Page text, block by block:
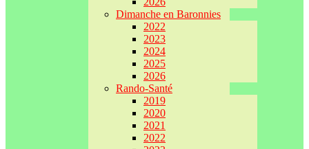
Dimanche en Baronnies
2022
2023
2024
2025
2026
Rando-Santé
2019
2020
2021
2022